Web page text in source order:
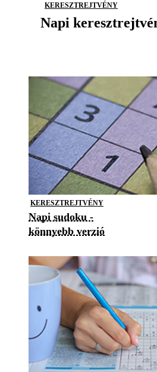
KERESZTREJTVÉNY
Napi
KERESZTREJTVÉNY
Napi sudoku -
könnyebb verzió